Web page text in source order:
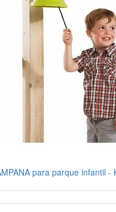
para parque infantil -